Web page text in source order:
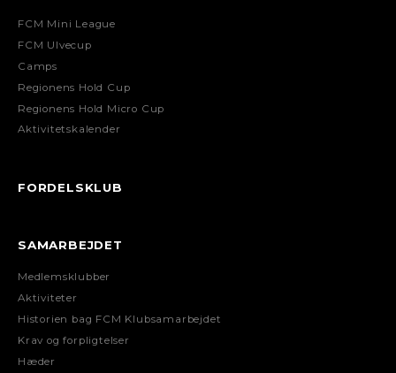
FCM Mini League
FCM Ulvecup
Camps
Regionens Hold Cup
Regionens Hold Micro Cup
Aktivitetskalender
FORDELSKLUB
SAMARBEJDET
Medlemsklubber
Aktiviteter
Historien bag FCM Klubsamarbejdet
Krav og forpligtelser
Hæder